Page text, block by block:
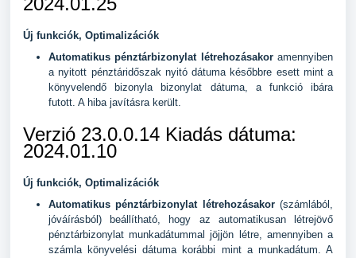
Új funkciók, Optimalizációk
Automatikus pénztárbizonylat létrehozásakor amennyiben
a nyitott pénztáridőszak nyitó dátuma későbbre esett mint a
könyvelendő bizonyla bizonylat dátuma, a funkció ibára
futott. A hiba javításra került.
Verzió 23.0.0.14 Kiadás dátuma:
2024.01.10
Új funkciók, Optimalizációk
Automatikus pénztárbizonylat létrehozásakor (számlából,
jóváírásból) beállítható, hogy az automatikusan létrejövő
pénztárbizonylat munkadátummal jöjjön létre, amennyiben a
számla könyvelési dátuma korábbi mint a munkadátum. A